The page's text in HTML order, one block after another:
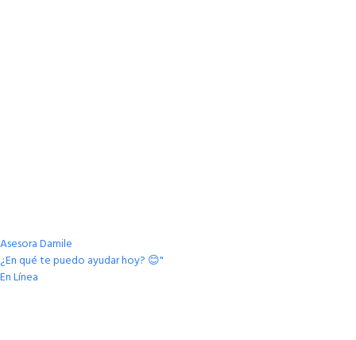
Asesora Damile
¿En qué te puedo ayudar hoy? 😊"
En Línea